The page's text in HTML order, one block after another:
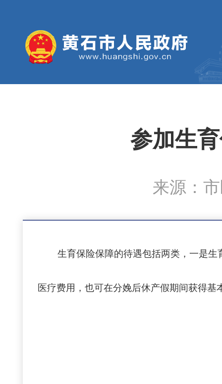
参加生
来源：
生育保险保障的待遇包括两类，一是生
医疗费用，也可在分娩后休产假期间获